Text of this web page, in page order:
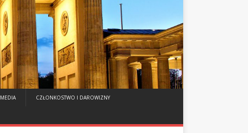
MEDIA CZŁONKOSTWO I DAROWIZNY